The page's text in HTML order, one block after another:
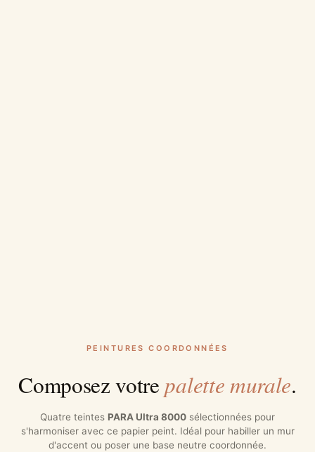
PEINTURES COORDONNÉES
Composez votrepalette murale.
Quatre teintes PARA Ultra 8000 sélectionnées pour
s'harmoniser avec ce papier peint. Idéal pour habiller un mur
d'accent ou poser une base neutre coordonnée.